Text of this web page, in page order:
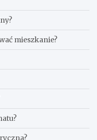
mieszkanie?